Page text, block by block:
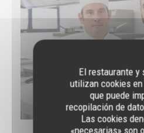
El restaurante y
utilizan cookies
que puede
recopilación de
Las cookies
«necesarias» son